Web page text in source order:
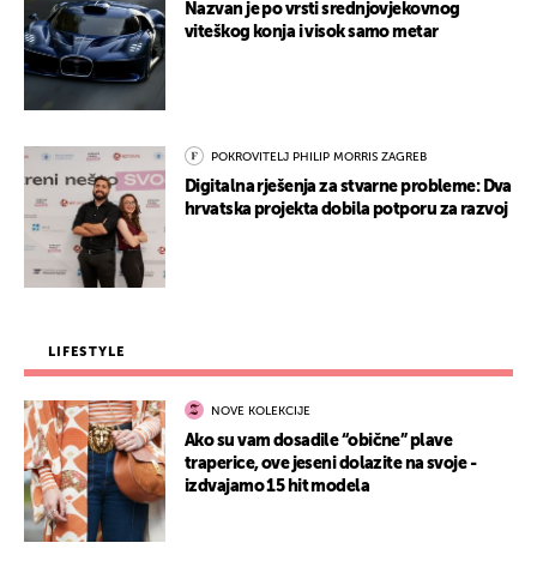
Nazvan je po vrsti srednjovjekovnog
viteškog konja i visok samo metar
POKROVITELJ PHILIP MORRIS ZAGREB
Digitalna rješenja za stvarne probleme: Dva
hrvatska projekta dobila potporu za razvoj
LIFESTYLE
NOVE KOLEKCIJE
Ako su vam dosadile “obične” plave
traperice, ove jeseni dolazite na svoje -
izdvajamo 15 hit modela